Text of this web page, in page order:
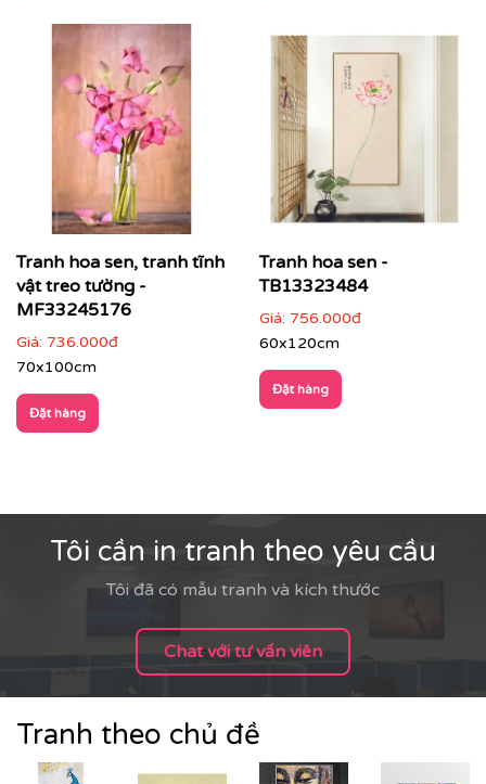
Tranh hoa sen, tranh tĩnh
vật treo tường -
MF33245176
Giá: 736.000đ
70x100cm
Đặt hàng
Tranh hoa sen -
TB13323484
Giá: 756.000đ
60x120cm
Đặt hàng
Tôi cần in tranh theo yêu cầu
Tôi đã có mẫu tranh và kích thước
Chat với tư vấn viên
Tranh theo chủ đề